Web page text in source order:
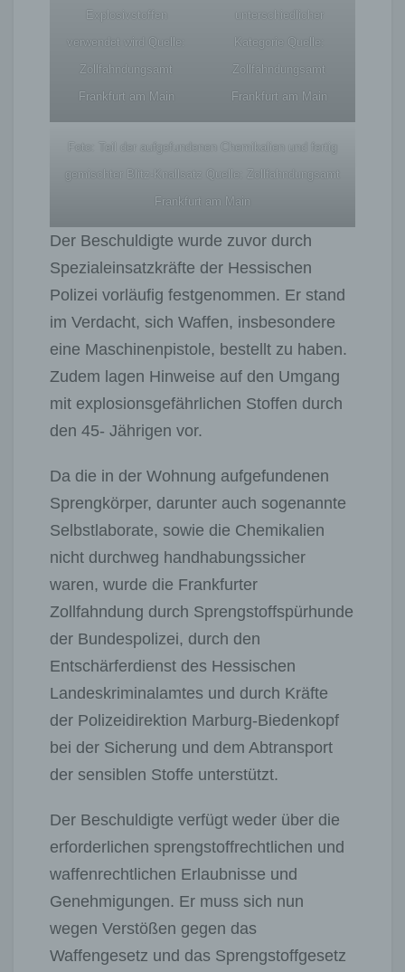
Explosivstoffen
verwendet wird Quelle:
Zollfahndungsamt
Frankfurt am Main
unterschiedlicher
Kategorie Quelle:
Zollfahndungsamt
Frankfurt am Main
Foto: Teil der aufgefundenen Chemikalien und fertig
gemischter Blitz-Knallsatz Quelle: Zollfahndungsamt
Frankfurt am Main
Der Beschuldigte wurde zuvor durch
Spezialeinsatzkräfte der Hessischen
Polizei vorläufig festgenommen. Er stand
im Verdacht, sich Waffen, insbesondere
eine Maschinenpistole, bestellt zu haben.
Zudem lagen Hinweise auf den Umgang
mit explosionsgefährlichen Stoffen durch
den 45- Jährigen vor.
Da die in der Wohnung aufgefundenen
Sprengkörper, darunter auch sogenannte
Selbstlaborate, sowie die Chemikalien
nicht durchweg handhabungssicher
waren, wurde die Frankfurter
Zollfahndung durch Sprengstoffspürhunde
der Bundespolizei, durch den
Entschärferdienst des Hessischen
Landeskriminalamtes und durch Kräfte
der Polizeidirektion Marburg-Biedenkopf
bei der Sicherung und dem Abtransport
der sensiblen Stoffe unterstützt.
Der Beschuldigte verfügt weder über die
erforderlichen sprengstoffrechtlichen und
waffenrechtlichen Erlaubnisse und
Genehmigungen. Er muss sich nun
wegen Verstößen gegen das
Waffengesetz und das Sprengstoffgesetz